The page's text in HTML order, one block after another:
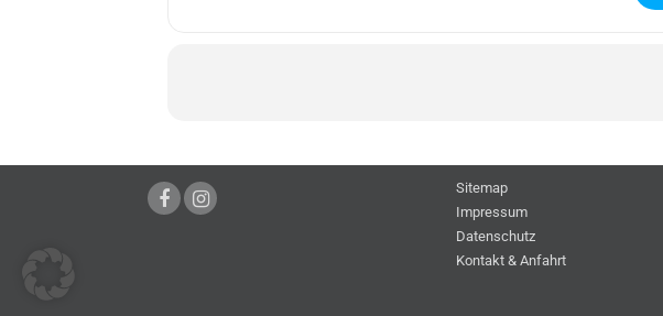
Sitemap
Impressum
Datenschutz
Kontakt & Anfahrt